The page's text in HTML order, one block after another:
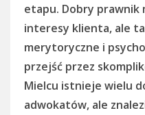
etapu. Dobry
interesy klienta, ale
merytoryczne i
przejść przez
Mielcu istnieje wielu
adwokatów, ale